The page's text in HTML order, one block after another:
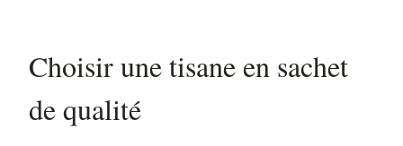
Choisir une tisane en sachet
de qualité